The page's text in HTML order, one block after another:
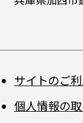
サイトのご
個人情報の